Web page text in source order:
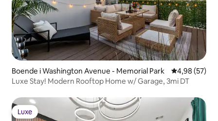
Boende i Washington Avenue - Memorial Park 4,98 av 5 i
4,98 (57)
Luxe Stay! Modern Rooftop Home w/ Garage, 3mi DT
Luxe
Luxe